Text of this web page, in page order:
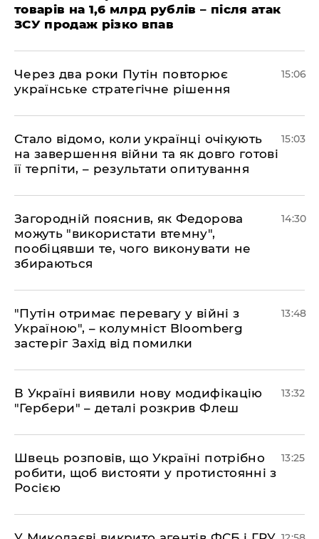
товарів на 1,6 млрд рублів – після атак
ЗСУ продаж різко впав
Через два роки Путін повторює
українське стратегічне рішення
15:06
Стало відомо, коли українці очікують
на завершення війни та як довго готові
її терпіти, – результати опитування
15:03
Загородній пояснив, як Федорова
можуть "використати втемну",
пообіцявши те, чого виконувати не
збираються
14:30
"Путін отримає перевагу у війні з
Україною", – колумніст Bloomberg
застеріг Захід від помилки
13:48
В Україні виявили нову модифікацію
"Гербери" – деталі розкрив Флеш
13:32
Швець розповів, що Україні потрібно
робити, щоб вистояти у протистоянні з
Росією
13:25